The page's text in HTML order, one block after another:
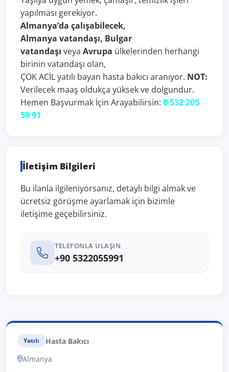
yapılması gerekiyor.
Almanya’da çalışabilecek,
Almanya vatandaşı, Bulgar
vatandaşı veya Avrupa ülkelerinden herhangi
birinin vatandaşı olan,
ÇOK ACİL yatılı bayan hasta bakıcı aranıyor. NOT:
Verilecek maaş oldukça yüksek ve dolgundur.
Hemen Başvurmak İçin Arayabilirsin: 0 532 205
59 91
İletişim Bilgileri
Bu ilanla ilgileniyorsanız, detaylı bilgi almak ve
ücretsiz görüşme ayarlamak için bizimle
iletişime geçebilirsiniz.
TELEFONLA ULAŞIN
+90 5322055991
Yatılı
Hasta Bakıcı
Almanya